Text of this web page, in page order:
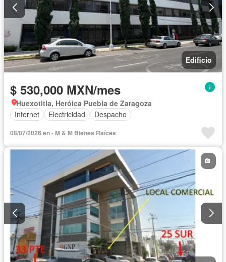
Edificio
$ 530,000 MXN/mes
Huexotitla, Heróica Puebla de Zaragoza
Internet
Electricidad Despacho
08/07/2026 en - M & M Bienes Raíces